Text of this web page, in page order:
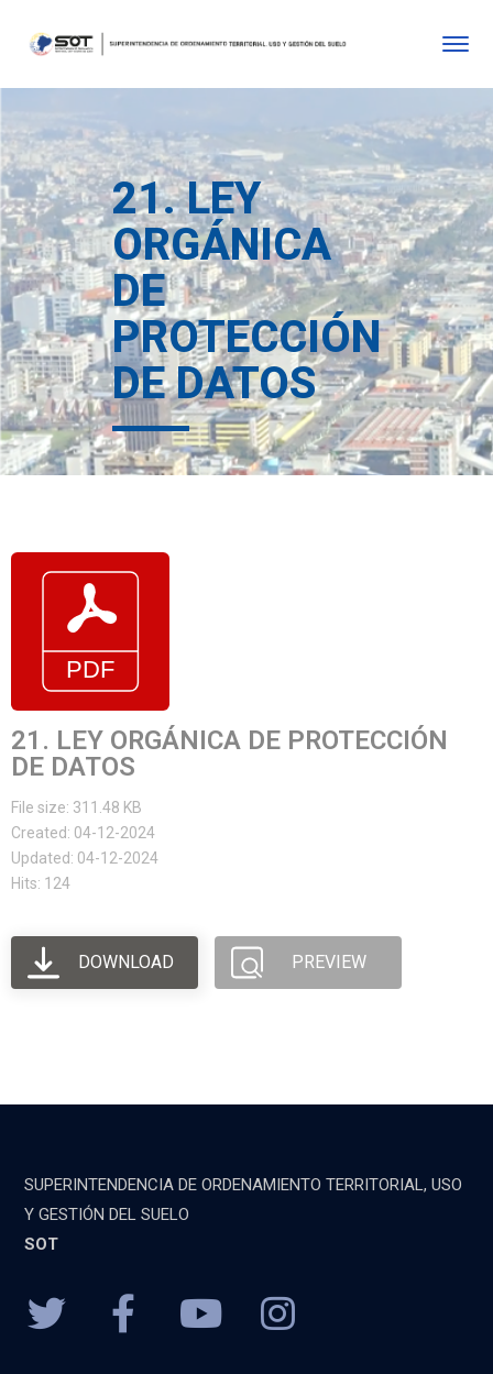
21. LEY
ORGÁNICA
DE
PROTECCIÓN
DE DATOS
21. LEY ORGÁNICA DE PROTECCIÓN
DE DATOS
File size: 311.48 KB
Created: 04-12-2024
Updated: 04-12-2024
Hits: 124
DOWNLOAD PREVIEW
SUPERINTENDENCIA DE ORDENAMIENTO TERRITORIAL, USO
Y GESTIÓN DEL SUELO
SOT